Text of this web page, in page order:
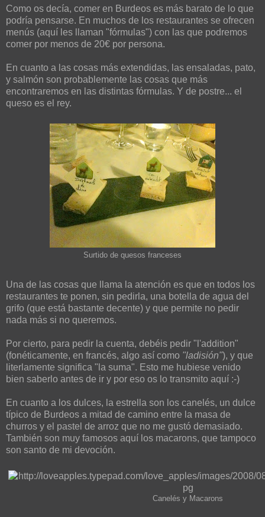
Como os decía, comer en Burdeos es más barato de lo que
podría pensarse. En muchos de los restaurantes se ofrecen
menús (aquí les llaman "fórmulas") con las que podremos
comer por menos de 20€ por persona.
En cuanto a las cosas más extendidas, las ensaladas, pato,
y salmón son probablemente las cosas que más
encontraremos en las distintas fórmulas. Y de postre... el
queso es el rey.
Surtido de quesos franceses
Una de las cosas que llama la atención es que en todos los
restaurantes te ponen, sin pedirla, una botella de agua del
grifo (que está bastante decente) y que permite no pedir
nada más si no queremos.
Por cierto, para pedir la cuenta, debéis pedir "l'addition"
(fonéticamente, en francés, algo así como "ladisión"), y que
literlamente significa "la suma". Esto me hubiese venido
bien saberlo antes de ir y por eso os lo transmito aquí :-)
En cuanto a los dulces, la estrella son los canelés, un dulce
típico de Burdeos a mitad de camino entre la masa de
churros y el pastel de arroz que no me gustó demasiado.
También son muy famosos aquí los macarons, que tampoco
son santo de mi devoción.
Canelés y Macarons